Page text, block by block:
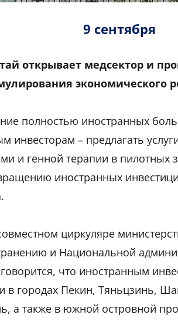
9 сентября
открывает медсектор и
экономического
полностью иностранных
инвесторам – предлагать
и генной терапии в пилотных
иностранных
циркуляре
и Национальной
что иностранным
в городах Пекин, Тяньцзинь,
а также в южной островной